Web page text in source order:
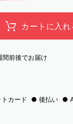
カートに入れ
間前後でお届け
カード 後払い